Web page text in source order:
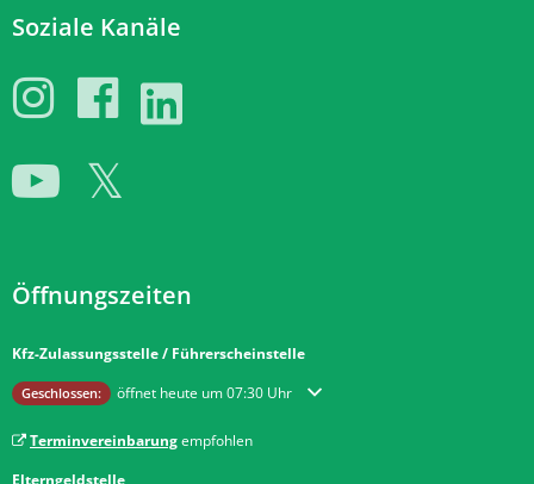
Soziale Kanäle
Öffnungszeiten
Kfz-Zulassungsstelle / Führerscheinstelle
Klicken, um weitere Öffnungs- oder Schließzeiten auszublenden
Geschlossen: öffnet heute um 07:30 Uhr
Terminvereinbarungempfohlen
Elterngeldstelle